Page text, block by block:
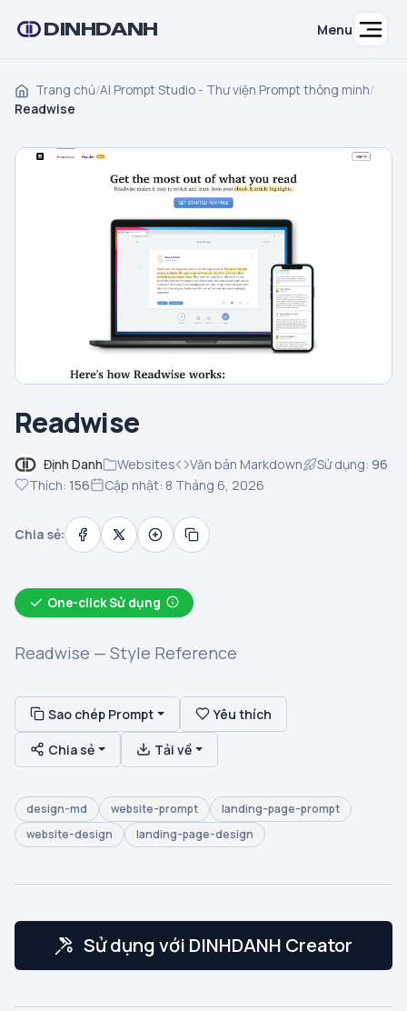
DINHDANH Menu
Trang chủ/AI Prompt Studio - Thư viện Prompt thông minh/
Readwise
Readwise
Định Danh Websites Văn bản Markdown Sử dụng: 96
Thích: 156 Cập nhật: 8 Tháng 6, 2026
Chia sẻ:
One-click Sử dụng
Readwise — Style Reference
Sao chép Prompt Yêu thích
Chia sẻ Tải về
design-md website-prompt
landing-page-prompt
website-design
landing-page-design
Sử dụng với DINHDANH Creator